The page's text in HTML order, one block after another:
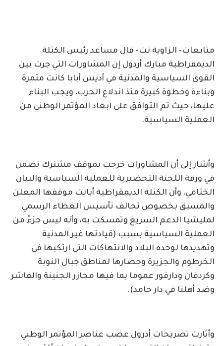
متابعات- الزاوية نت- قال مساعد رئيس الكتلة
الديمقراطية مبارك أردول إن المشاورات التي جرت بين
القوى السياسية والمدنية في أديس أبابا كانت مثمرة
وبناءة وخطوة كبيرة منذ اندلاع الحرب، ويجب البناء
عليها، حيث تم التوافق على ابعاد المؤتمر الوطني من
العملية السياسية.
وأشار إلى أن المشاورات خرجت بموقف مشترك تضمن
في ورقة اللجنة التحضيرية للعملية السياسية والبيان
الختامي، وأن الكتلة الديمقراطية أبانت موقفها المعلن
والمسبق بخصوص تحالف تأسيس الغطاء الرسمي
لمليشيا الدعم السريع وتمسكت به، وأنه ليس جزءً من
العملية السياسية بسبب (قيادتها غير المدنية
وتهديدها لوحده البلاد والانتهاكات التي ارتكبها في
الخرطوم والجزيرة وحصارها لمناطق جبال النوبة
وكردفان ودارفور عموما بما فيها مجازر الجنينة والفاشر
وضد أهلنا في دار حامد).
وأثارت تصريحات أدرول غضب عناصر المؤتمر الوطني